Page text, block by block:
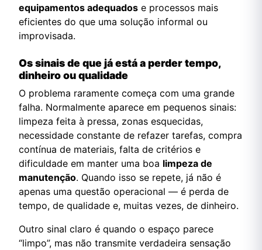
equipamentos adequados e processos mais
eficientes do que uma solução informal ou
improvisada.
Os sinais de que já está a perder tempo,
dinheiro ou qualidade
O problema raramente começa com uma grande
falha. Normalmente aparece em pequenos sinais:
limpeza feita à pressa, zonas esquecidas,
necessidade constante de refazer tarefas, compra
contínua de materiais, falta de critérios e
dificuldade em manter uma boa limpeza de
manutenção. Quando isso se repete, já não é
apenas uma questão operacional — é perda de
tempo, de qualidade e, muitas vezes, de dinheiro.
Outro sinal claro é quando o espaço parece
“limpo”, mas não transmite verdadeira sensação